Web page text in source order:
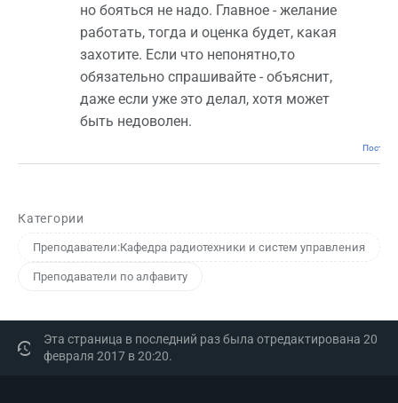
но бояться не надо. Главное - желание
работать, тогда и оценка будет, какая
захотите. Если что непонятно,то
обязательно спрашивайте - объяснит,
даже если уже это делал, хотя может
быть недоволен.
Категории
Преподаватели:Кафедра радиотехники и систем управления
Преподаватели по алфавиту
Эта страница в последний раз была отредактирована 20
февраля 2017 в 20:20.